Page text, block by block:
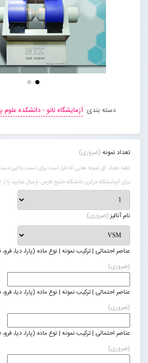
تماس با ما
ورود به سایت
دسته بندی: آزمایشگاه نانو - دانشکده علوم
تعداد نمونه (ضروری)
لطفا تعداد کل نمونه هایی که قرار است برای تست با این
برای آزمایشگاه مرکزی دانشگاه خلیج فارس، ارسال نمایید را
نام آنالیز (ضروری)
عناصر احتمالی | ترکیب نمونه | نوع ماده (پارا، دیا،
(ضروری)
عناصر احتمالی | ترکیب نمونه | نوع ماده (پارا، دیا،
(ضروری)
عناصر احتمالی | ترکیب نمونه | نوع ماده (پارا، دیا،
(ضروری)